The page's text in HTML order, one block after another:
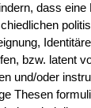
dass eine
bzw. latent
und/oder
Thesen